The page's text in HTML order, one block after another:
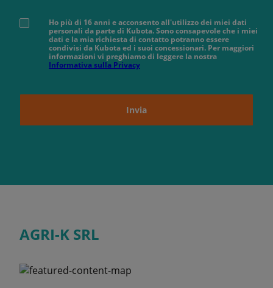
Ho più di 16 anni e acconsento all'utilizzo dei miei dati
personali da parte di Kubota. Sono consapevole che i miei
dati e la mia richiesta di contatto potranno essere
condivisi da Kubota ed i suoi concessionari. Per maggiori
informazioni vi preghiamo di leggere la nostra
Informativa sulla Privacy
Invia
AGRI-K SRL